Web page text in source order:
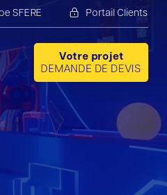
SFERE Portail Clients
Votre projet
DEMANDE DE DEVIS